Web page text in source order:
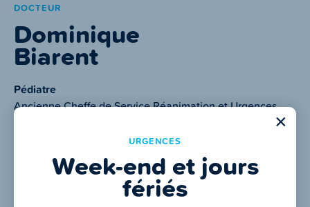
URGENCES
Week-end et jours
fériés
×
DOCTEUR
Dominique
Biarent
Pédiatre
Ancienne Cheffe de Service Réanimation et Urgences
Présidente du Grpe Pédiatrique European Resuscitation
Vice-Présidente Belgian Resuscitation Council
Français, anglais et néerlandais